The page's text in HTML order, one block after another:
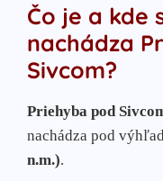
Čo je a kde
nachádza
Sivcom?
Priehyba pod
nachádza pod
n.m.).